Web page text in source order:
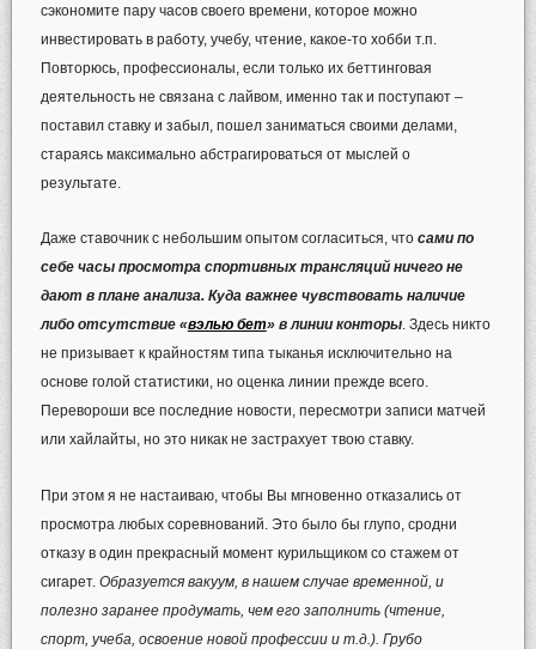
сэкономите пару часов своего времени, которое можно
инвестировать в работу, учебу, чтение, какое-то хобби т.п.
Повторюсь, профессионалы, если только их беттинговая
деятельность не связана с лайвом, именно так и поступают –
поставил ставку и забыл, пошел заниматься своими делами,
стараясь максимально абстрагироваться от мыслей о
результате.
Даже ставочник с небольшим опытом согласиться, что сами по
себе часы просмотра спортивных трансляций ничего не
дают в плане анализа. Куда важнее чувствовать наличие
либо отсутствие «вэлью бет» в линии конторы. Здесь никто
не призывает к крайностям типа тыканья исключительно на
основе голой статистики, но оценка линии прежде всего.
Перевороши все последние новости, пересмотри записи матчей
или хайлайты, но это никак не застрахует твою ставку.
При этом я не настаиваю, чтобы Вы мгновенно отказались от
просмотра любых соревнований. Это было бы глупо, сродни
отказу в один прекрасный момент курильщиком со стажем от
сигарет.Образуется вакуум, в нашем случае временной, и
полезно заранее продумать, чем его заполнить (чтение,
спорт, учеба, освоение новой профессии и т.д.). Грубо